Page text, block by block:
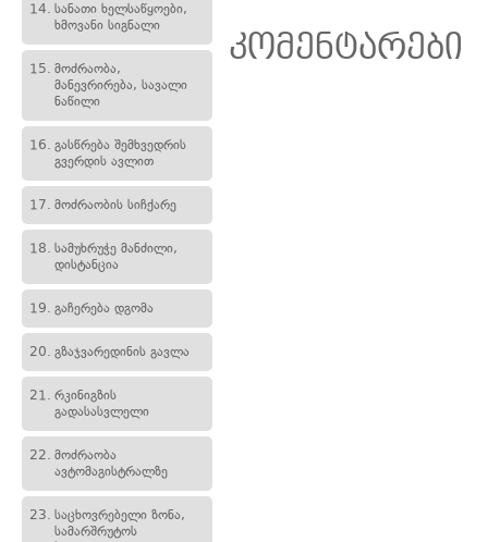
14. სანათი ხელსაწყოები,
ხმოვანი სიგნალი
15. მოძრაობა,
მანევრირება, სავალი
ნაწილი
16. გასწრება შემხვედრის
გვერდის ავლით
17. მოძრაობის სიჩქარე
18. სამუხრუჭე მანძილი,
დისტანცია
19. გაჩერება დგომა
20. გზაჯვარედინის გავლა
21. რკინიგზის
გადასასვლელი
22. მოძრაობა
ავტომაგისტრალზე
23. საცხოვრებელი ზონა,
სამარშრუტოს
კომენტარები